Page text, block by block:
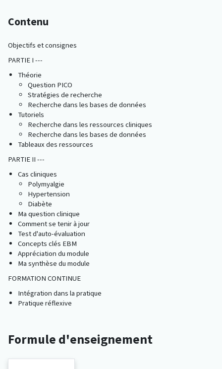
Contenu
Objectifs et consignes
PARTIE I ---
Théorie
Question PICO
Stratégies de recherche
Recherche dans les bases de données
Tutoriels
Recherche dans les ressources cliniques
Recherche dans les bases de données
Tableaux des ressources
PARTIE II ---
Cas cliniques
Polymyalgie
Hypertension
Diabète
Ma question clinique
Comment se tenir à jour
Test d'auto-évaluation
Concepts clés EBM
Appréciation du module
Ma synthèse du module
FORMATION CONTINUE
Intégration dans la pratique
Pratique réflexive
Formule d'enseignement